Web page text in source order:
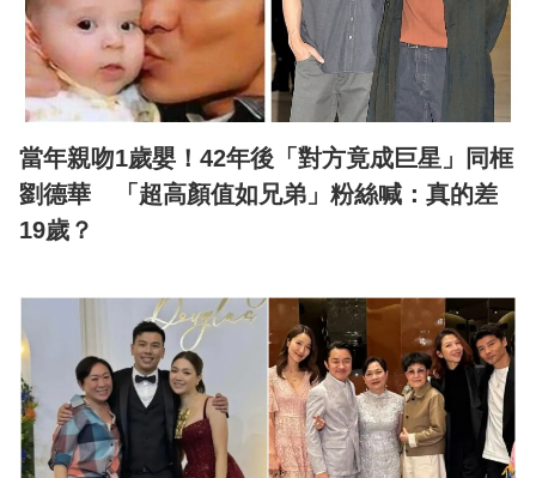
當年親吻1歲嬰！42年後「對方竟成巨星」同框
劉德華 「超高顏值如兄弟」粉絲喊：真的差
19歲？